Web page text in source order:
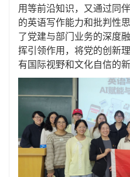
用等前沿知识，又通过同
的英语写作能力和批判性
了党建与部门业务的深度
挥引领作用，将党的创新
有国际视野和文化自信的